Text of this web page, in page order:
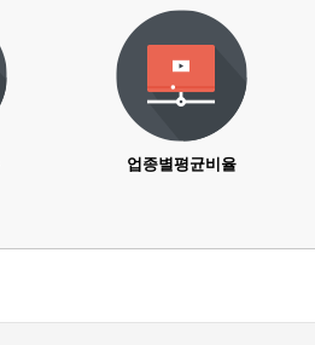
업종별평균비율